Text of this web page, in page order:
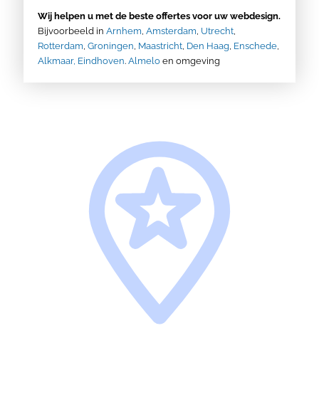
Wij helpen u met de beste offertes voor uw webdesign.
Bijvoorbeeld in Arnhem, Amsterdam, Utrecht,
Rotterdam, Groningen, Maastricht, Den Haag, Enschede,
Alkmaar, Eindhoven. Almelo en omgeving